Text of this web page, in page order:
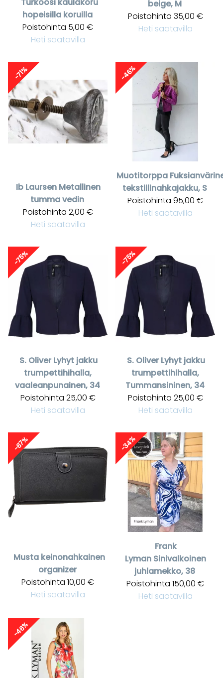
Turkoosi kaulakoru
hopeisilla koruilla
Poistohinta 5,00 €
Heti saatavilla
beige, M
Poistohinta 35,00 €
Heti saatavilla
-71%
Ib Laursen Metallinen
tumma vedin
Poistohinta 2,00 €
Heti saatavilla
-46%
Muotitorppa
tekstiilinahkajakku, S
Poistohinta 95,00 €
Heti saatavilla
-75%
S. Oliver Lyhyt jakku
trumpettihihalla,
vaaleanpunainen, 34
Poistohinta 25,00 €
Heti saatavilla
-75%
S. Oliver Lyhyt jakku
trumpettihihalla,
Tummansininen, 34
Poistohinta 25,00 €
Heti saatavilla
-67%
Musta keinonahkainen
organizer
Poistohinta 10,00 €
Heti saatavilla
-34%
Frank
Lyman Sinivalkoinen
juhlamekko, 38
Poistohinta 150,00 €
Heti saatavilla
-46%